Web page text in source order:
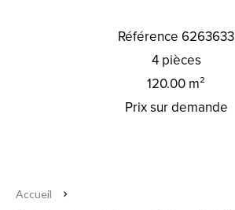
Référence 6263633
4 pièces
120.00 m²
Prix sur demande
Accueil